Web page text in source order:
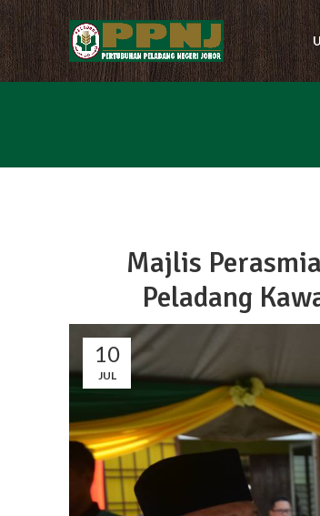
Majlis
Peladang
10
JUL